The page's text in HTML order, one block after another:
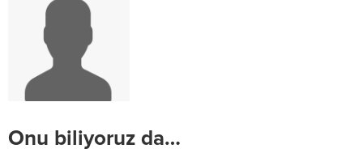
Onu biliyoruz da…